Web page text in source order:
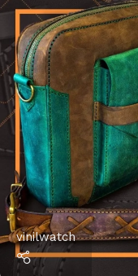
vinilwatch